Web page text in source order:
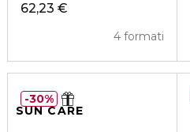
62,23 €
4 formati
SUN CARE
30%